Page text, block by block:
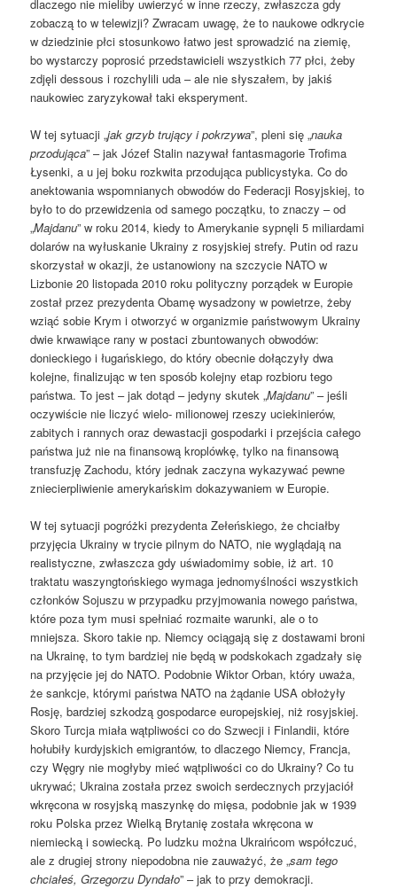
dlaczego nie mieliby uwierzyć w inne rzeczy, zwłaszcza gdy
zobaczą to w telewizji? Zwracam uwagę, że to naukowe odkrycie
w dziedzinie płci stosunkowo łatwo jest sprowadzić na ziemię,
bo wystarczy poprosić przedstawicieli wszystkich 77 płci, żeby
zdjęli dessous i rozchylili uda – ale nie słyszałem, by jakiś
naukowiec zaryzykował taki eksperyment.
W tej sytuacji „jak grzyb trujący i pokrzywa”, pleni się „nauka
przodująca” – jak Józef Stalin nazywał fantasmagorie Trofima
Łysenki, a u jej boku rozkwita przodująca publicystyka. Co do
anektowania wspomnianych obwodów do Federacji Rosyjskiej, to
było to do przewidzenia od samego początku, to znaczy – od
„Majdanu” w roku 2014, kiedy to Amerykanie sypnęli 5 miliardami
dolarów na wyłuskanie Ukrainy z rosyjskiej strefy. Putin od razu
skorzystał w okazji, że ustanowiony na szczycie NATO w
Lizbonie 20 listopada 2010 roku polityczny porządek w Europie
został przez prezydenta Obamę wysadzony w powietrze, żeby
wziąć sobie Krym i otworzyć w organizmie państwowym Ukrainy
dwie krwawiące rany w postaci zbuntowanych obwodów:
donieckiego i ługańskiego, do który obecnie dołączyły dwa
kolejne, finalizując w ten sposób kolejny etap rozbioru tego
państwa. To jest – jak dotąd – jedyny skutek „Majdanu” – jeśli
oczywiście nie liczyć wielo- milionowej rzeszy uciekinierów,
zabitych i rannych oraz dewastacji gospodarki i przejścia całego
państwa już nie na finansową kroplówkę, tylko na finansową
transfuzję Zachodu, który jednak zaczyna wykazywać pewne
zniecierpliwienie amerykańskim dokazywaniem w Europie.
W tej sytuacji pogróżki prezydenta Zełeńskiego, że chciałby
przyjęcia Ukrainy w trycie pilnym do NATO, nie wyglądają na
realistyczne, zwłaszcza gdy uświadomimy sobie, iż art. 10
traktatu waszyngtońskiego wymaga jednomyślności wszystkich
członków Sojuszu w przypadku przyjmowania nowego państwa,
które poza tym musi spełniać rozmaite warunki, ale o to
mniejsza. Skoro takie np. Niemcy ociągają się z dostawami broni
na Ukrainę, to tym bardziej nie będą w podskokach zgadzały się
na przyjęcie jej do NATO. Podobnie Wiktor Orban, który uważa,
że sankcje, którymi państwa NATO na żądanie USA obłożyły
Rosję, bardziej szkodzą gospodarce europejskiej, niż rosyjskiej.
Skoro Turcja miała wątpliwości co do Szwecji i Finlandii, które
hołubiły kurdyjskich emigrantów, to dlaczego Niemcy, Francja,
czy Węgry nie mogłyby mieć wątpliwości co do Ukrainy? Co tu
ukrywać; Ukraina została przez swoich serdecznych przyjaciół
wkręcona w rosyjską maszynkę do mięsa, podobnie jak w 1939
roku Polska przez Wielką Brytanię została wkręcona w
niemiecką i sowiecką. Po ludzku można Ukraińcom współczuć,
ale z drugiej strony niepodobna nie zauważyć, że „sam tego
chciałeś, Grzegorzu Dyndało” – jak to przy demokracji.